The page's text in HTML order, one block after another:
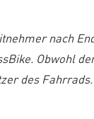
nach
Obwohl
des